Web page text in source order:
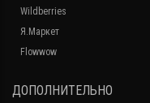
Wildberries
Я.Маркет
Flowwow
ДОПОЛНИТЕЛЬНО